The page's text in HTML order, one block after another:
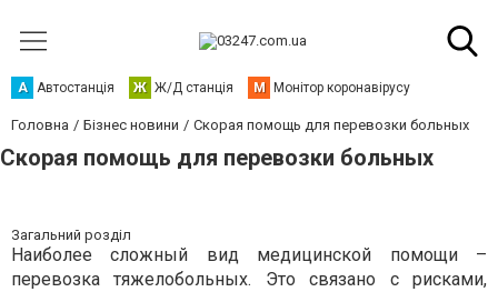
А Автостанція Ж Ж/Д станція М Монітор коронавірусу
Головна Бізнес новини Скорая помощь для перевозки больных
Скорая помощь для перевозки больных
Загальний розділ
Наиболее сложный вид медицинской помощи –
перевозка тяжелобольных. Это связано с рисками,